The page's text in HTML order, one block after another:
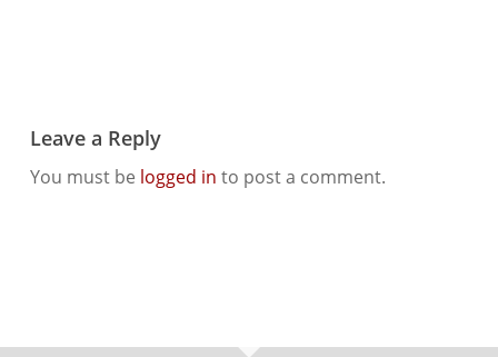
Leave a Reply
You must be logged in to post a comment.